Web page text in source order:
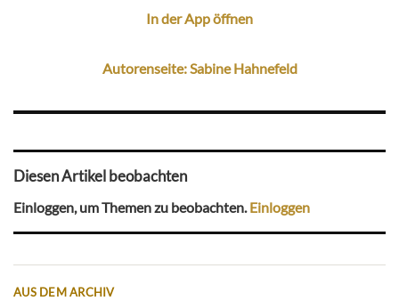
In der App öffnen
Autorenseite: Sabine Hahnefeld
Diesen Artikel beobachten
Einloggen, um Themen zu beobachten.Einloggen
AUS DEM ARCHIV